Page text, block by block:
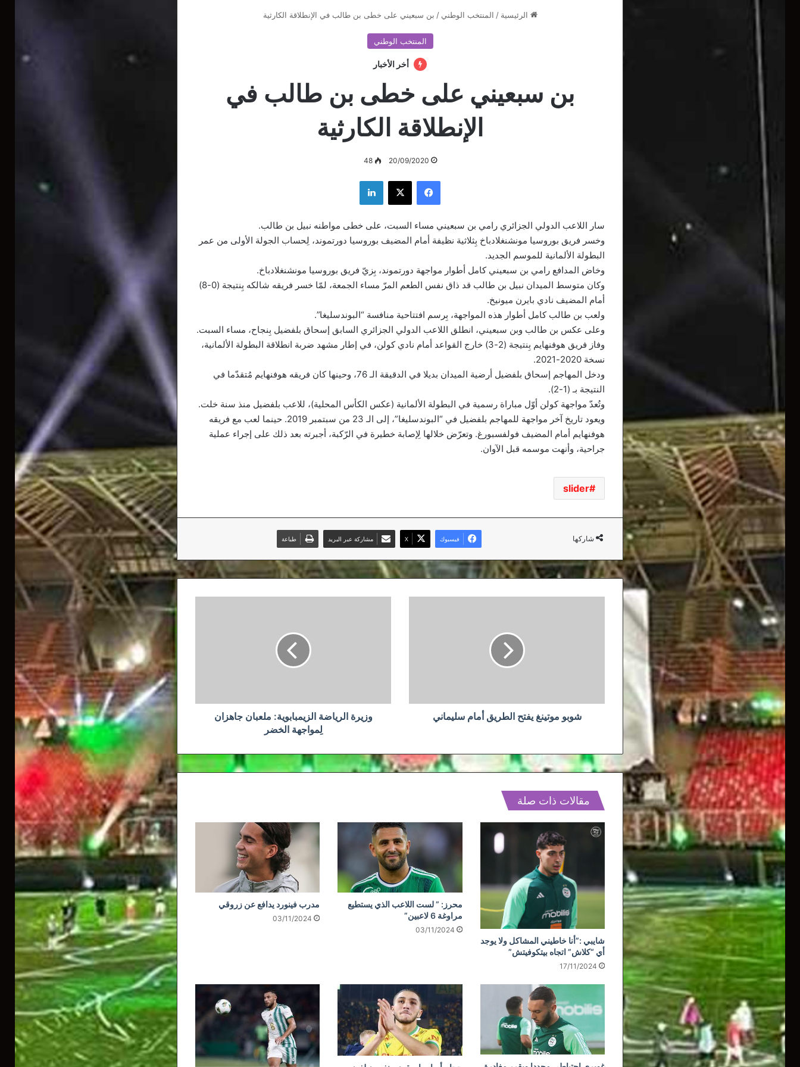
الرئيسية / المنتخب الوطني / بن سبعيني على خطى بن طالب في الإنطلاقة الكارثية
المنتخب الوطني
أخر الأخبار
بن سبعيني على خطى بن طالب في
الإنطلاقة الكارثية
20/09/2020
48
فيسبوك ‫X لينكدإن
سار اللاعب الدولي الجزائري رامي بن سبعيني مساء السبت، على خطى مواطنه نبيل بن طالب.
وخسر فريق بوروسيا مونشنغلادباخ بِثلاثية نظيفة أمام المضيف بوروسيا دورتموند، لِحساب الجولة الأولى من عمر
البطولة الألمانية للموسم الجديد.
وخاض المدافع رامي بن سبعيني كامل أطوار مواجهة دورتموند، بِزيّ فريق بوروسيا مونشنغلادباخ.
وكان متوسط الميدان نبيل بن طالب قد ذاق نفس الطعم المرّ مساء الجمعة، لمّا خسر فريقه شالكه بِنتيجة (0-8)
أمام المضيف نادي بايرن ميونيخ.
ولعب بن طالب كامل أطوار هذه المواجهة، بِرسم افتتاحية منافسة “البوندسليغا”.
وعلى عكس بن طالب وبن سبعيني، انطلق اللاعب الدولي الجزائري السابق إسحاق بلفضيل بِنجاح، مساء السبت.
وفاز فريق هوفنهايم بِنتيجة (2-3) خارج القواعد أمام نادي كولن، في إطار مشهد ضربة انطلاقة البطولة الألمانية،
نسخة 2020-2021.
ودخل المهاجم إسحاق بلفضيل أرضية الميدان بديلا في الدقيقة الـ 76، وحينها كان فريقه هوفنهايم مُتقدّما في
النتيجة بـ (1-2).
وتُعدّ مواجهة كولن أوّل مباراة رسمية في البطولة الألمانية (عكس الكأس المحلية)، للاعب بلفضيل منذ سنة خلت.
ويعود تاريخ آخر مواجهة للمهاجم بلفضيل في “البوندسليغا”، إلى الـ 23 من سبتمبر 2019. حينما لعب مع فريقه
هوفنهايم أمام المضيف فولفسبورغ. وتعرّض خلالها لِإصابة خطيرة في الرّكبة، أجبرته بعد ذلك على إجراء عملية
جراحية، وأنهت موسمه قبل الآوان.
slider
شاركها فيسبوك ‫X مشاركة عبر البريد طباعة
شوبو موتينغ يفتح الطريق أمام سليماني
وزيرة الرياضة الزيمبابوية: ملعبان جاهزان
لِمواجهة الخضر
مقالات ذات صلة
شايبي :”أنا خاطيني المشاكل ولا يوجد
أي “كلاش” اتجاه بيتكوفيتش”
17/11/2024
محرز: ” لست اللاعب الذي يستطيع
مراوغة 6 لاعبين”
03/11/2024
مدرب فينورد يدافع عن زروقي
03/11/2024